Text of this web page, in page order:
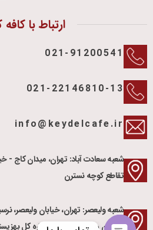
ارتباط با
021-91200541
021-22146810-13
info@keydelcafe.ir
شعبه سعادت آباد: تهران، میدان کاج -
تقاطع کوچه نسترن
شعبه ولیعصر: تهران، خیابان ولیعصر،
سازمان هلال احمر، جنب اداره کل